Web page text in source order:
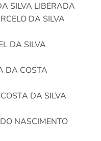
SILVA LIBERADA
DA SILVA
DA SILVA
DA COSTA
DA SILVA
NASCIMENTO